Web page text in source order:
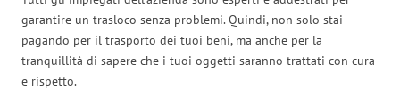
garantire un trasloco senza problemi. Quindi, non solo stai
pagando per il trasporto dei tuoi beni, ma anche per la
tranquillità di sapere che i tuoi oggetti saranno trattati con cura
e rispetto.